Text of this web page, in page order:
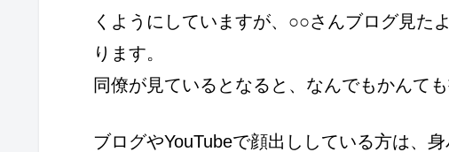
くようにしていますが、○○さんブログ見た
ります。
同僚が見ているとなると、なんでもかんて
ブログやYouTubeで顔出ししている方は、